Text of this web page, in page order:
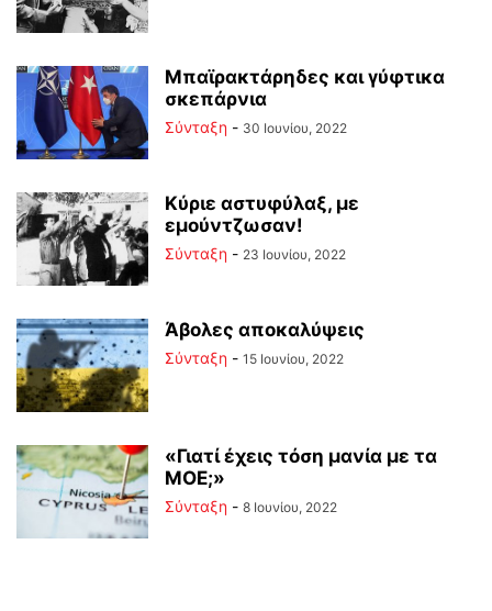
Μπαϊρακτάρηδες και γύφτικα
σκεπάρνια
Σύνταξη - 30 Ιουνίου, 2022
Κύριε αστυφύλαξ, με
εμούντζωσαν!
Σύνταξη - 23 Ιουνίου, 2022
Άβολες αποκαλύψεις
Σύνταξη - 15 Ιουνίου, 2022
«Γιατί έχεις τόση μανία με τα
ΜΟΕ;»
Σύνταξη - 8 Ιουνίου, 2022